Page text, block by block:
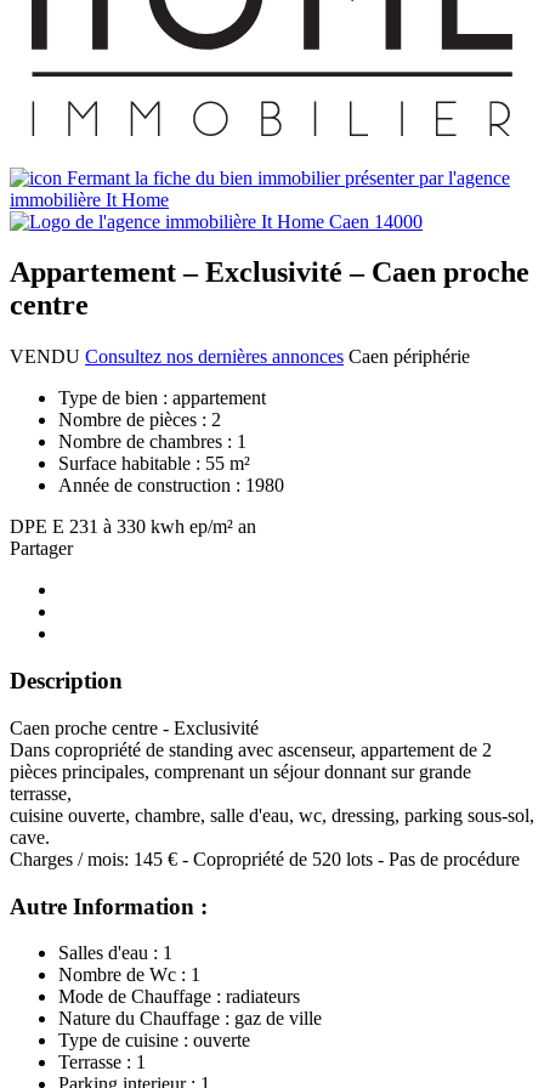
Appartement – Exclusivité – Caen proche
centre
VENDU Consultez nos dernières annonces Caen périphérie
Type de bien : appartement
Nombre de pièces : 2
Nombre de chambres : 1
Surface habitable : 55 m²
Année de construction : 1980
DPE E 231 à 330 kwh ep/m² an
Partager
Description
Caen proche centre - Exclusivité
Dans copropriété de standing avec ascenseur, appartement de 2
pièces principales, comprenant un séjour donnant sur grande
terrasse,
cuisine ouverte, chambre, salle d'eau, wc, dressing, parking sous-sol,
cave.
Charges / mois: 145 € - Copropriété de 520 lots - Pas de procédure
Autre Information :
Salles d'eau : 1
Nombre de Wc : 1
Mode de Chauffage : radiateurs
Nature du Chauffage : gaz de ville
Type de cuisine : ouverte
Terrasse : 1